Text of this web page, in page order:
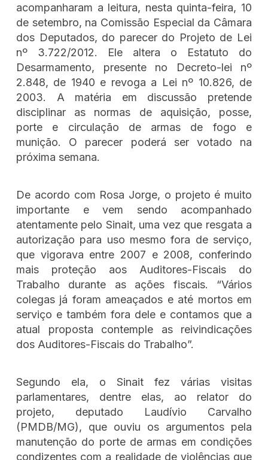
acompanharam a leitura, nesta quinta-feira, 10
de setembro, na Comissão Especial da Câmara
dos Deputados, do parecer do Projeto de Lei
nº 3.722/2012. Ele altera o Estatuto do
Desarmamento, presente no Decreto-lei nº
2.848, de 1940 e revoga a Lei nº 10.826, de
2003. A matéria em discussão pretende
disciplinar as normas de aquisição, posse,
porte e circulação de armas de fogo e
munição. O parecer poderá ser votado na
próxima semana.
De acordo com Rosa Jorge, o projeto é muito
importante e vem sendo acompanhado
atentamente pelo Sinait, uma vez que resgata a
autorização para uso mesmo fora de serviço,
que vigorava entre 2007 e 2008, conferindo
mais proteção aos Auditores-Fiscais do
Trabalho durante as ações fiscais. “Vários
colegas já foram ameaçados e até mortos em
serviço e também fora dele e contamos que a
atual proposta contemple as reivindicações
dos Auditores-Fiscais do Trabalho”.
Segundo ela, o Sinait fez várias visitas
parlamentares, dentre elas, ao relator do
projeto, deputado Laudívio Carvalho
(PMDB/MG), que ouviu os argumentos pela
manutenção do porte de armas em condições
condizentes com a realidade de violências que